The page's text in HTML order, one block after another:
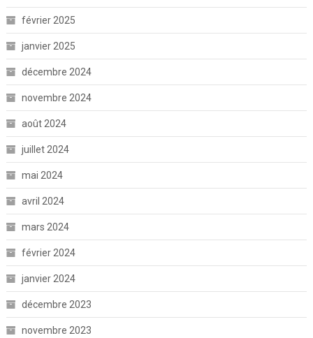
février 2025
janvier 2025
décembre 2024
novembre 2024
août 2024
juillet 2024
mai 2024
avril 2024
mars 2024
février 2024
janvier 2024
décembre 2023
novembre 2023